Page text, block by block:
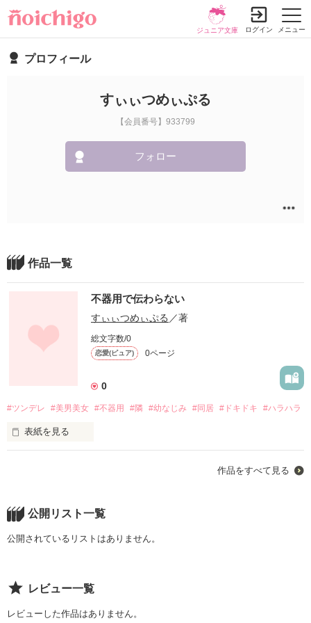
メニュー
ジュニア文庫 ログイン
プロフィール
すぃぃつめぃぷる
【会員番号】933799
フォロー
作品一覧
不器用で伝わらない
すぃぃつめぃぷる ／著
総文字数/0
恋愛(ピュア) 0ページ
0
#ツンデレ #美男美女 #不器用 #隣 #幼なじみ #同居 #ドキドキ #ハラハラ
表紙を見る
ドキドキハラハラが止まらない！幼なじみだからこそ伝えるの
が難しい。そんなもどかしい恋物語＿＿＿
作品をすべて見る
公開リスト一覧
公開されているリストはありません。
レビュー一覧
レビューした作品はありません。